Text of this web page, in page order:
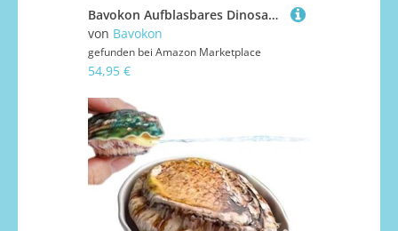
Bavokon Aufblasbares Dinosaurier Kostüm Erwachsene,Aufblasbares Dinosaurier Kostüm - Reit Für Halloween Schule Themenpark Party Bühnenauftritt Geburtstag Weihnachtsfeier Event
von Bavokon
gefunden bei Amazon Marketplace
54,95 €